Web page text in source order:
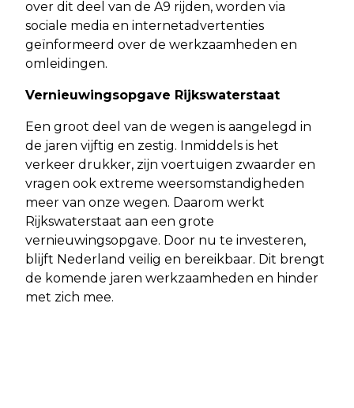
over dit deel van de A9 rijden, worden via
sociale media en internetadvertenties
geïnformeerd over de werkzaamheden en
omleidingen.
Vernieuwingsopgave Rijkswaterstaat
Een groot deel van de wegen is aangelegd in
de jaren vijftig en zestig. Inmiddels is het
verkeer drukker, zijn voertuigen zwaarder en
vragen ook extreme weersomstandigheden
meer van onze wegen. Daarom werkt
Rijkswaterstaat aan een grote
vernieuwingsopgave. Door nu te investeren,
blijft Nederland veilig en bereikbaar. Dit brengt
de komende jaren werkzaamheden en hinder
met zich mee.